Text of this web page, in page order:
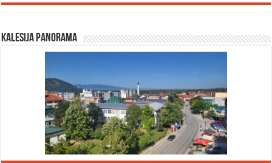
Kalesija panorama